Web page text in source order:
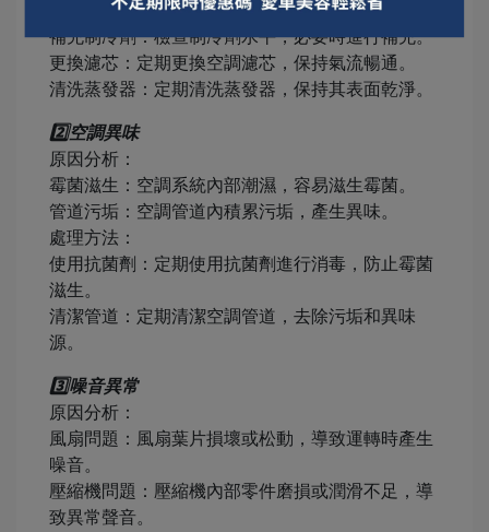
處理方法：
補充制冷劑：檢查制冷劑水平，必要時進行補充。
更換濾芯：定期更換空調濾芯，保持氣流暢通。
清洗蒸發器：定期清洗蒸發器，保持其表面乾淨。
2️⃣空調異味
原因分析：
霉菌滋生：空調系統內部潮濕，容易滋生霉菌。
管道污垢：空調管道內積累污垢，產生異味。
處理方法：
使用抗菌劑：定期使用抗菌劑進行消毒，防止霉菌
滋生。
清潔管道：定期清潔空調管道，去除污垢和異味
源。
3️⃣噪音異常
原因分析：
風扇問題：風扇葉片損壞或松動，導致運轉時產生
噪音。
壓縮機問題：壓縮機內部零件磨損或潤滑不足，導
致異常聲音。